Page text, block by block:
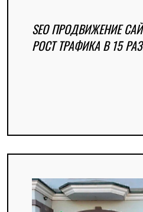
SEO ПРОДВИЖЕНИЕ
РОСТ ТРАФИКА В 15